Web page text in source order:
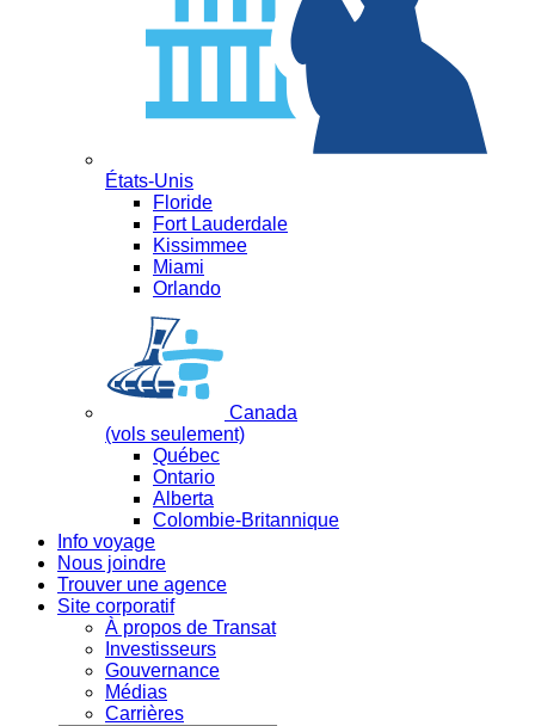
États-Unis
Floride
Fort Lauderdale
Kissimmee
Miami
Orlando
Canada
(vols seulement)
Québec
Ontario
Alberta
Colombie-Britannique
Info voyage
Nous joindre
Trouver une agence
Site corporatif
À propos de Transat
Investisseurs
Gouvernance
Médias
Carrières